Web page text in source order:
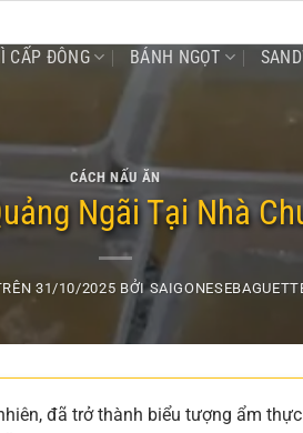
CẤP ĐÔNG BÁNH NGỌT
CÁCH NẤU ĂN
Ngãi Tại Nhà
31/10/2025 BỞI
đã trở thành biểu tượng ẩm